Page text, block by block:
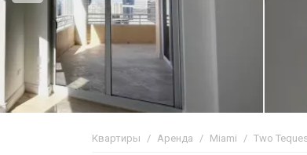
Квартиры Аренда Miami Two